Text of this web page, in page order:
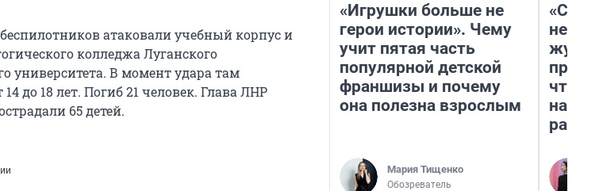
атаковали учебный корпус и
колледжа Луганского
университета. В момент удара там
до 18 лет. Погиб 21 человек. Глава ЛНР
65 детей.
«Игрушки больше не
герои истории». Чему
учит пятая часть
популярной детской
франшизы и почему
она полезна взрослым
Мария Тищенко
Обозреватель
на
ради